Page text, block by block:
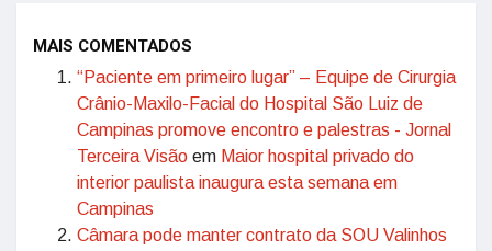
MAIS COMENTADOS
“Paciente em primeiro lugar” – Equipe de Cirurgia
Crânio-Maxilo-Facial do Hospital São Luiz de
Campinas promove encontro e palestras - Jornal
Terceira Visão em Maior hospital privado do
interior paulista inaugura esta semana em
Campinas
Câmara pode manter contrato da SOU Valinhos